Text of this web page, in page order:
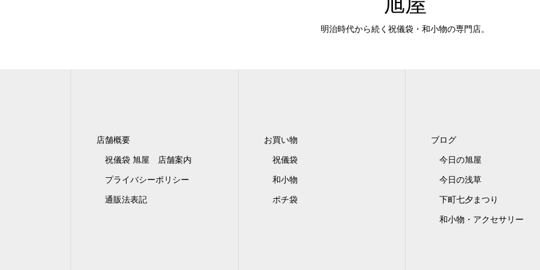
明治時代から続く祝儀袋・和小物の専門店。
店舗概要
祝儀袋 旭屋 店舗案内
プライバシーポリシー
通販法表記
お買い物
祝儀袋
和小物
ポチ袋
ブログ
今日の旭屋
今日の浅草
下町七夕まつり
和小物・アクセサリー